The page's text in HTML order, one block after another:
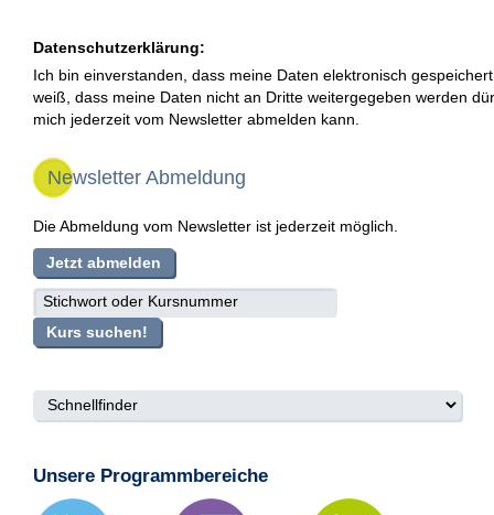
Datenschutzerklärung:
Ich bin einverstanden, dass meine Daten elektronisch
weiß, dass meine Daten nicht an Dritte weitergegeben werden
mich jederzeit vom Newsletter abmelden kann.
Newsletter Abmeldung
Die Abmeldung vom Newsletter ist jederzeit möglich.
Jetzt abmelden
suche
Kurs suchen!
Unsere Programmbereiche